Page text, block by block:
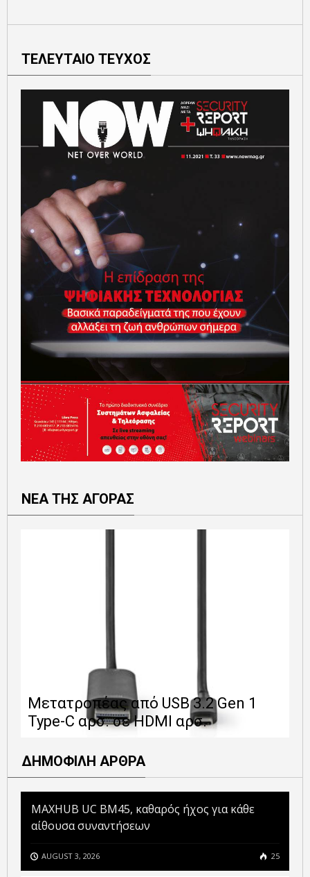
ΤΕΛΕΥΤΑΙΟ ΤΕΥΧΟΣ
ΝΕΑ ΤΗΣ ΑΓΟΡΑΣ
Μετατροπέας από USB 3.2 Gen 1
Type-C αρσ. σε HDMI αρσ.
ΔΗΜΟΦΙΛΗ ΑΡΘΡΑ
MAXHUB UC BM45, καθαρός ήχος για κάθε
αίθουσα συναντήσεων
AUGUST 3, 2026 25